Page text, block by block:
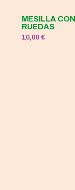
MESILLA CON
RUEDAS
10,00 €